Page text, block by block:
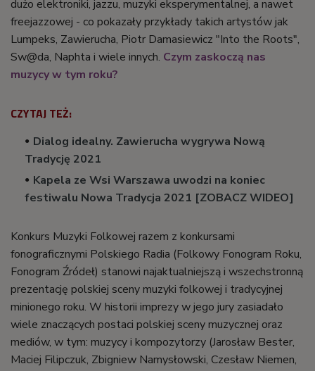
dużo elektroniki, jazzu, muzyki eksperymentalnej, a nawet
freejazzowej - co pokazały przykłady takich artystów jak
Lumpeks, Zawierucha, Piotr Damasiewicz "Into the Roots",
Sw@da, Naphta i wiele innych. Czym zaskoczą nas
muzycy w tym roku?
CZYTAJ TEŻ:
Dialog idealny. Zawierucha wygrywa Nową
Tradycję 2021
Kapela ze Wsi Warszawa uwodzi na koniec
festiwalu Nowa Tradycja 2021 [ZOBACZ WIDEO]
Konkurs Muzyki Folkowej razem z konkursami
fonograficznymi Polskiego Radia (Folkowy Fonogram Roku,
Fonogram Źródeł) stanowi najaktualniejszą i wszechstronną
prezentację polskiej sceny muzyki folkowej i tradycyjnej
minionego roku. W historii imprezy w jego jury zasiadało
wiele znaczących postaci polskiej sceny muzycznej oraz
mediów, w tym: muzycy i kompozytorzy (Jarosław Bester,
Maciej Filipczuk, Zbigniew Namysłowski, Czesław Niemen,